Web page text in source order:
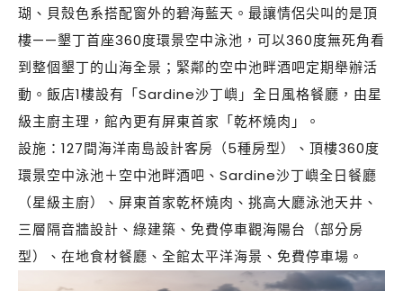
瑚、貝殼色系搭配窗外的碧海藍天。最讓情侶尖叫的是頂
樓——墾丁首座360度環景空中泳池，可以360度無死角看
到整個墾丁的山海全景；緊鄰的空中池畔酒吧定期舉辦活
動。飯店1樓設有「Sardine沙丁嶼」全日風格餐廳，由星
級主廚主理，館內更有屏東首家「乾杯燒肉」。
設施：127間海洋南島設計客房（5種房型）、頂樓360度
環景空中泳池＋空中池畔酒吧、Sardine沙丁嶼全日餐廳
（星級主廚）、屏東首家乾杯燒肉、挑高大廳泳池天井、
三層隔音牆設計、綠建築、免費停車觀海陽台（部分房
型）、在地食材餐廳、全館太平洋海景、免費停車場。